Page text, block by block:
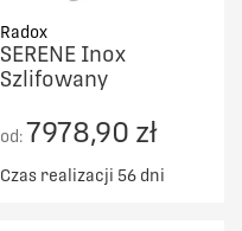
Radox
SERENE Inox
Szlifowany
od:7978,90 zł
Czas realizacji 56 dni